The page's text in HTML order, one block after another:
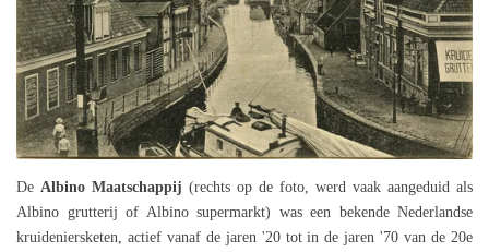
De Albino Maatschappij (rechts op de foto, werd vaak aangeduid als
Albino grutterij of Albino supermarkt) was een bekende Nederlandse
kruideniersketen, actief vanaf de jaren '20 tot in de jaren '70 van de 20e